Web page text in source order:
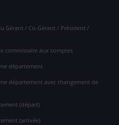
Gérant / Co-Gérant / Président /
commissaire aux comptes
département
département avec changement de
(départ)
(arrivée)